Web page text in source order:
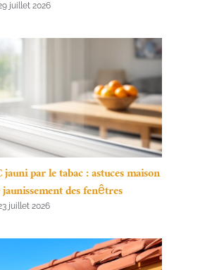
juillet 2026
par le tabac : astuces maison
des fenêtres
juillet 2026